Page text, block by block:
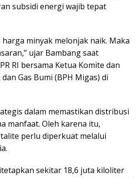
subsidi energi wajib tepat
minyak melonjak naik. Maka
ujar Bambang saat
RI bersama Ketua Komite dan
Gas Bumi (BPH Migas) di
dalam memastikan distribusi
manfaat. Oleh karena itu,
perlu diperkuat melalui
sekitar 18,6 juta kiloliter